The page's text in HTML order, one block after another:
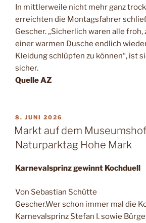
In mittlerweile nicht mehr ganz
erreichten die Montagsfahrer
Gescher. „Sicherlich waren alle froh,
einer warmen Dusche endlich
Kleidung schlüpfen zu können“, ist
sicher.
Quelle AZ
VERÖFFENTLICHT
AM
8. JUNI 2026
Markt auf dem
Naturparktag Hohe Mark
Karnevalsprinz gewinnt Kochduell
Von Sebastian Schütte
Gescher.Wer schon immer mal die
Karnevalsprinz Stefan I. sowie